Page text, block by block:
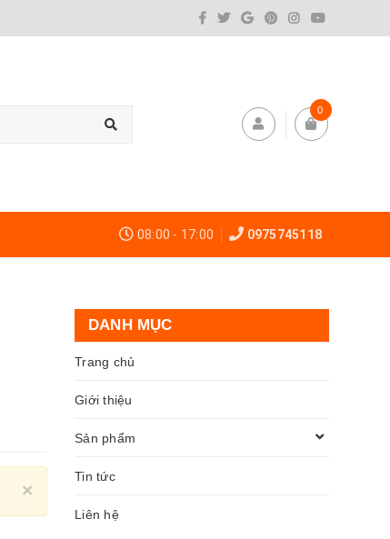
0
08:00 - 17:00 0975745118
×
DANH MỤC
Trang chủ
Giới thiệu
Sản phẩm
Tin tức
Liên hệ